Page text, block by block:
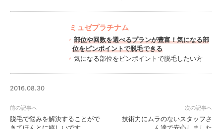
ミュゼプラチナム
部位や回数を選べるプランが豊富！気になる部
位をピンポイントで脱毛できる
気になる部位をピンポイントで脱毛したい方
2016.08.30
脱毛で悩みを解決することがで
技術力にムラのないスタッフさ